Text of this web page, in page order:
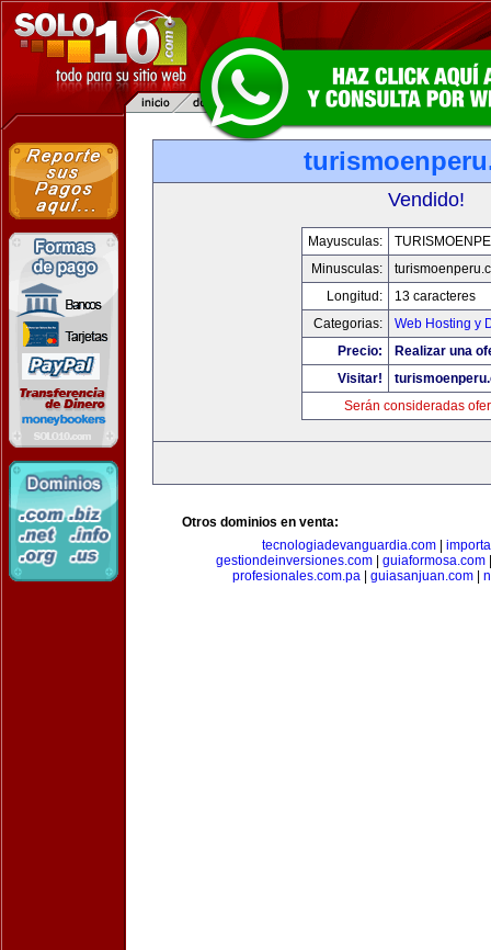
Vendido!
Mayusculas:
Minusculas:
Longitud:
13 caracteres
Categorias:
Web Hosting y
Precio:
Realizar una
Visitar!
Serán consideradas
Otros dominios en venta:
tecnologiadevanguardia.com|
gestiondeinversiones.com| guiaformosa.com
profesionales.com.pa
guiasanjuan.com